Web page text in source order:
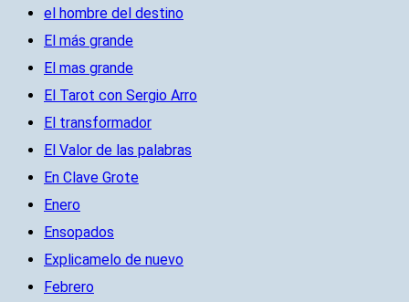
el hombre del destino
El más grande
El mas grande
El Tarot con Sergio Arro
El transformador
El Valor de las palabras
En Clave Grote
Enero
Ensopados
Explicamelo de nuevo
Febrero